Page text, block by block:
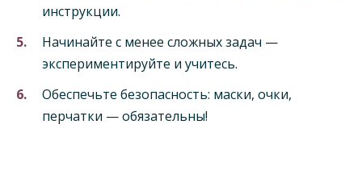
инструкции.
Начинайте с менее сложных задач —
экспериментируйте и учитесь.
Обеспечьте безопасность: маски, очки,
перчатки — обязательны!